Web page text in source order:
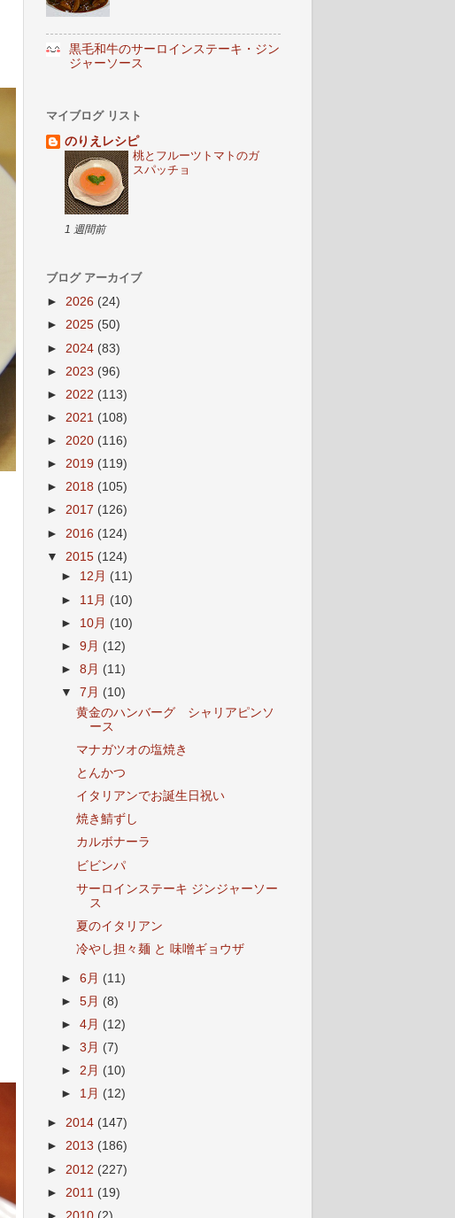
黒毛和牛のサーロインステーキ・ジン
ジャーソース
マイブログ リスト
のりえレシピ
桃とフルーツトマトのガ
スパッチョ
1 週間前
ブログ アーカイブ
► 2026 (24)
► 2025 (50)
► 2024 (83)
► 2023 (96)
► 2022 (113)
► 2021 (108)
► 2020 (116)
► 2019 (119)
► 2018 (105)
► 2017 (126)
► 2016 (124)
▼ 2015 (124)
► 12月 (11)
► 11月 (10)
► 10月 (10)
►9月 (12)
►8月 (11)
▼7月 (10)
黄金のハンバーグ シャリアピンソ
ース
マナガツオの塩焼き
とんかつ
イタリアンでお誕生日祝い
焼き鯖ずし
カルボナーラ
ビビンパ
サーロインステーキ ジンジャーソー
ス
夏のイタリアン
冷やし担々麺 と 味噌ギョウザ
►6月 (11)
►5月 (8)
►4月 (12)
►3月 (7)
►2月 (10)
► 1月 (12)
► 2014 (147)
► 2013 (186)
► 2012 (227)
► 2011 (19)